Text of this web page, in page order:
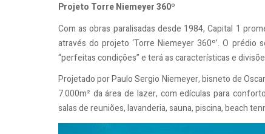
Projeto Torre Niemeyer 360º
Com as obras paralisadas desde 1984, Capital 1
através do projeto ‘Torre Niemeyer 360º’. O
“perfeitas condições” e terá as características e
Projetado por Paulo Sergio Niemeyer, bisneto de
7.000m² da área de lazer, com edículas para
salas de reuniões, lavanderia, sauna, piscina, beach